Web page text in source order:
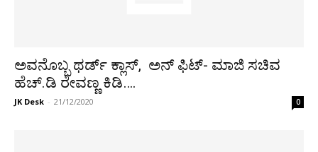
ಅವನೊಬ್ಬ ಥರ್ಡ್ ಕ್ಲಾಸ್, ಅನ್ ಫಿಟ್- ಮಾಜಿ ಸಚಿವ
ಹೆಚ್.ಡಿ ರೇವಣ್ಣ ಕಿಡಿ….
JK Desk - 21/12/2020 0